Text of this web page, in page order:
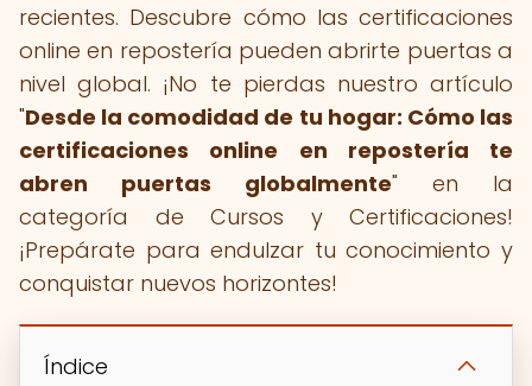
recientes. Descubre cómo las certificaciones
online en repostería pueden abrirte puertas a
nivel global. ¡No te pierdas nuestro artículo
"Desde la comodidad de tu hogar: Cómo las
certificaciones online en repostería te
abren puertas globalmente" en la
categoría de Cursos y Certificaciones!
¡Prepárate para endulzar tu conocimiento y
conquistar nuevos horizontes!
Índice